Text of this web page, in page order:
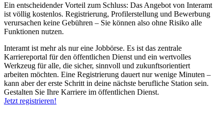
Ein entscheidender Vorteil zum Schluss: Das Angebot von Interamt
ist völlig kostenlos. Registrierung, Profilerstellung und Bewerbung
verursachen keine Gebühren – Sie können also ohne Risiko alle
Funktionen nutzen.
Interamt ist mehr als nur eine Jobbörse. Es ist das zentrale
Karriereportal für den öffentlichen Dienst und ein wertvolles
Werkzeug für alle, die sicher, sinnvoll und zukunftsorientiert
arbeiten möchten. Eine Registrierung dauert nur wenige Minuten –
kann aber der erste Schritt in deine nächste berufliche Station sein.
Gestalten Sie Ihre Karriere im öffentlichen Dienst.
Jetzt registrieren!